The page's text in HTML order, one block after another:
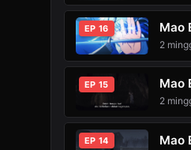
EP 16 Mao
2
EP 15 Mao
2
EP 14 Mao